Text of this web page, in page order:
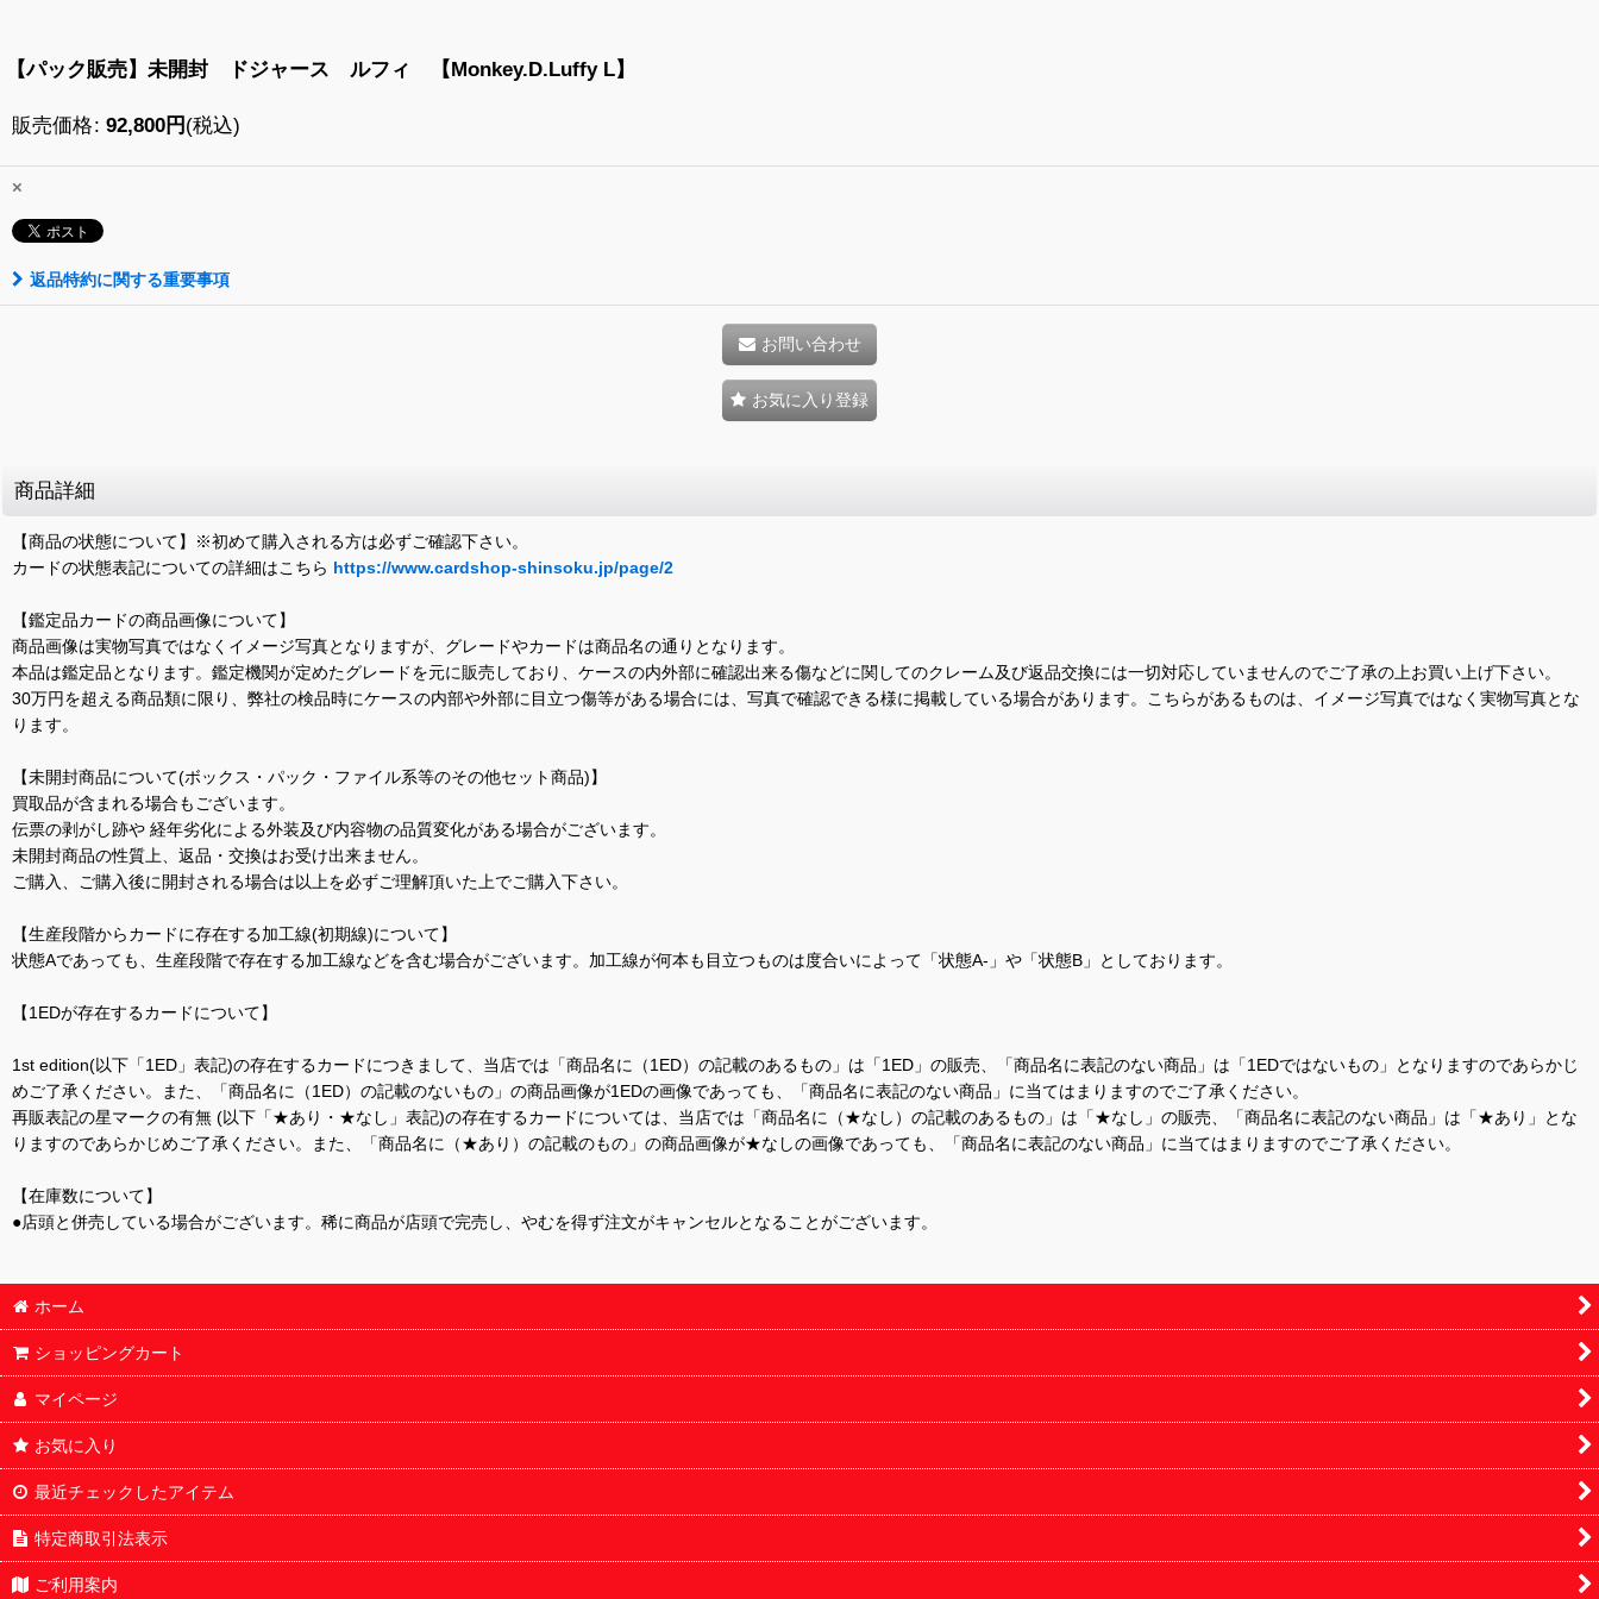
【パック販売】未開封 ドジャース ルフィ 【Monkey.D.Luffy L】
販売価格: 92,800円 (税込)
×
返品特約に関する重要事項
お問い合わせ
お気に入り登録
商品詳細
【商品の状態について】※初めて購入される方は必ずご確認下さい。
カードの状態表記についての詳細はこちら https://www.cardshop-shinsoku.jp/page/2
【鑑定品カードの商品画像について】
商品画像は実物写真ではなくイメージ写真となりますが、グレードやカードは商品名の通りとなります。
本品は鑑定品となります。鑑定機関が定めたグレードを元に販売しており、ケースの内外部に確認出来る傷などに関してのクレーム及び返品交換には一切対応していませんのでご了承の上お買い上げ下さい。
30万円を超える商品類に限り、弊社の検品時にケースの内部や外部に目立つ傷等がある場合には、写真で確認できる様に掲載している場合があります。こちらがあるものは、イメージ写真ではなく実物写真とな
ります。
【未開封商品について(ボックス・パック・ファイル系等のその他セット商品)】
買取品が含まれる場合もございます。
伝票の剥がし跡や 経年劣化による外装及び内容物の品質変化がある場合がございます。
未開封商品の性質上、返品・交換はお受け出来ません。
ご購入、ご購入後に開封される場合は以上を必ずご理解頂いた上でご購入下さい。
【生産段階からカードに存在する加工線(初期線)について】
状態Aであっても、生産段階で存在する加工線などを含む場合がございます。加工線が何本も目立つものは度合いによって「状態A-」や「状態B」としております。
【1EDが存在するカードについて】
1st edition(以下「1ED」表記)の存在するカードにつきまして、当店では「商品名に（1ED）の記載のあるもの」は「1ED」の販売、「商品名に表記のない商品」は「1EDではないもの」となりますのであらかじ
めご了承ください。また、「商品名に（1ED）の記載のないもの」の商品画像が1EDの画像であっても、「商品名に表記のない商品」に当てはまりますのでご了承ください。
再販表記の星マークの有無 (以下「★あり・★なし」表記)の存在するカードについては、当店では「商品名に（★なし）の記載のあるもの」は「★なし」の販売、「商品名に表記のない商品」は「★あり」とな
りますのであらかじめご了承ください。また、「商品名に（★あり）の記載のもの」の商品画像が★なしの画像であっても、「商品名に表記のない商品」に当てはまりますのでご了承ください。
【在庫数について】
●店頭と併売している場合がございます。稀に商品が店頭で完売し、やむを得ず注文がキャンセルとなることがございます。
ホーム
ショッピングカート
マイページ
お気に入り
最近チェックしたアイテム
特定商取引法表示
ご利用案内